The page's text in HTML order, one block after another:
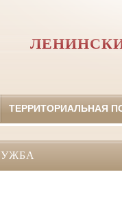
ТЕРРИТОРИАЛЬНАЯ